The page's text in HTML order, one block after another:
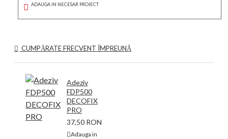
ADAUGA IN NECESAR PROIECT
CUMPĂRATE FRECVENT ÎMPREUNĂ
Adeziv
FDP500
DECOFIX
PRO
37,50 RON
Adauga in